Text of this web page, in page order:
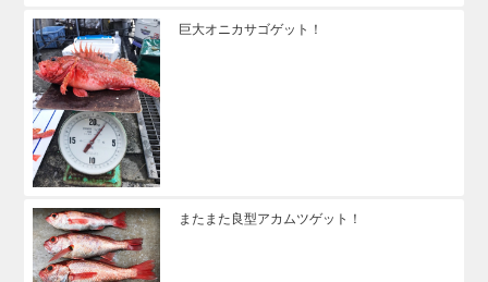
巨大オニカサゴゲット！
またまた良型アカムツゲット！